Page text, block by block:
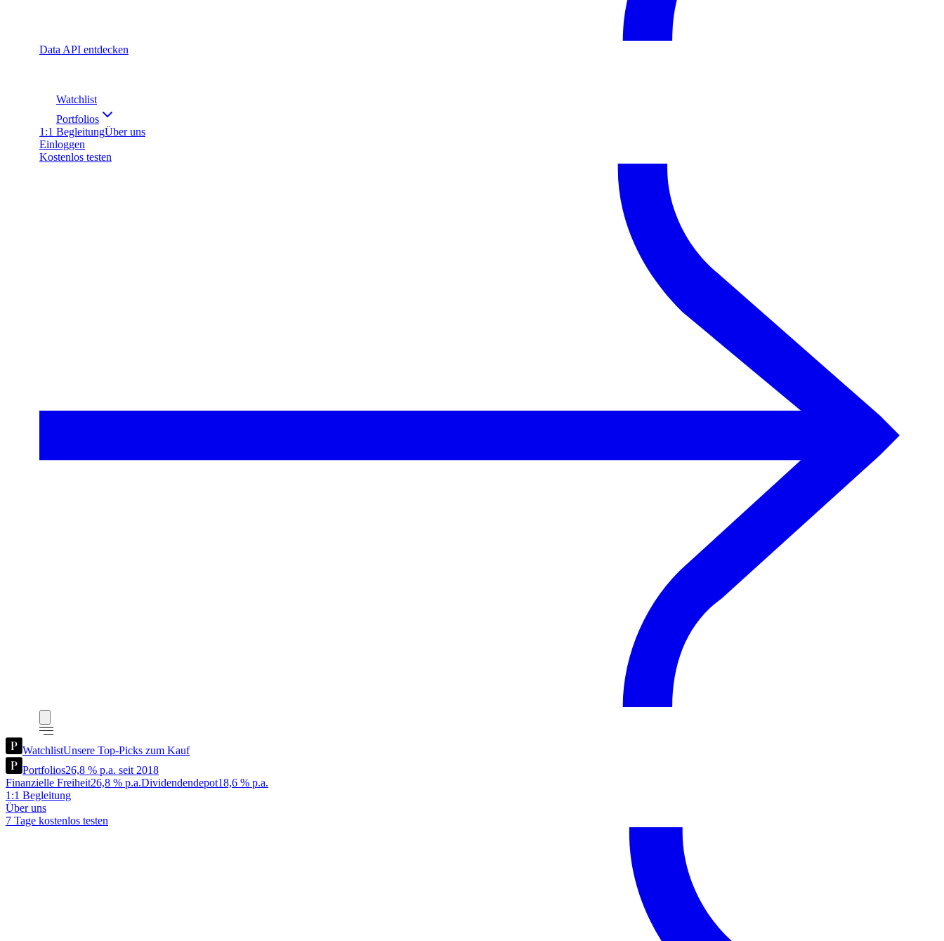
Data API entdecken
Watchlist
Portfolios
1:1 BegleitungÜber uns
Einloggen
Kostenlos testen
WatchlistUnsere Top-Picks zum Kauf
Portfolios26,8 % p.a. seit 2018
Finanzielle Freiheit26,8 % p.a.Dividendendepot18,6 % p.a.
1:1 Begleitung
Über uns
7 Tage kostenlos testen